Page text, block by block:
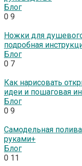
Блог
0 9
Ножки для
подробная
Блог
0 7
Как нарисовать
идеи и пошаговая
Блог
0 9
Самодельная
руками+
Блог
0 11